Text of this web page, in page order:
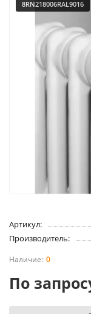
8RN218006RAL9016
Артикул:
Производитель:
0
По